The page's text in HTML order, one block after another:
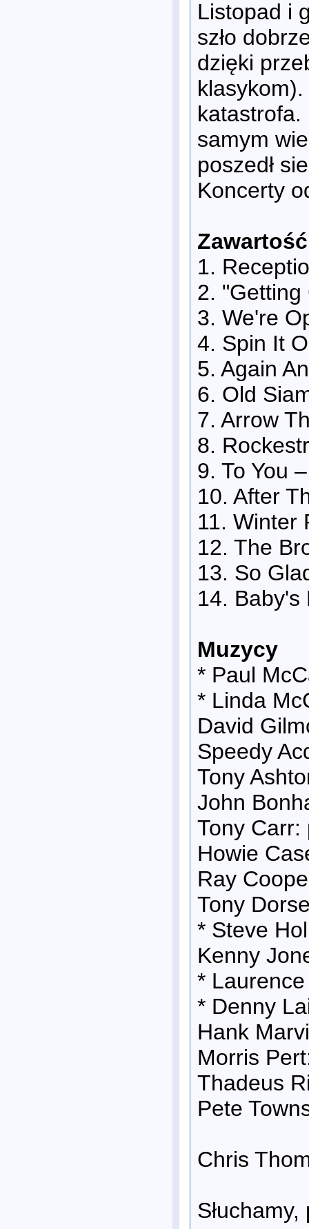
Listopad i
szło
dzięki
katastrofa.
samym
poszedł
Koncerty
1.
2. "Getting
3. We're
4. Spin It
5. Again
6. Old
7. Arrow
8.
9. To You
10. After
11. Winter
12. The
13. So
14. Baby's
Muzycy
* Paul
* Linda
David
Speedy
Tony
John
Tony Carr:
Howie
Ray
Tony
* Steve
Kenny
*
* Denny
Hank
Morris
Thadeus
Pete
Chris